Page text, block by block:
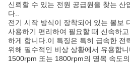
신뢰할 수 있는 전원 공급원을 찾는 산
다..
전기 시작 방식이 장착되어 있는 볼보
사용하기 편리하여 필요할 때 신속하
하게 합니다.이 특징은 특히 급속한 전
위해 필수적인 비상 상황에서 유용합니
1500rpm 또는 1800rpm의 명목 속도